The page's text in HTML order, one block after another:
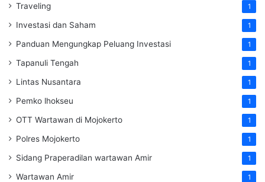
Traveling 1
Investasi dan Saham 1
Panduan Mengungkap Peluang Investasi 1
Tapanuli Tengah 1
Lintas Nusantara 1
Pemko lhokseu 1
OTT Wartawan di Mojokerto 1
Polres Mojokerto 1
Sidang Praperadilan wartawan Amir 1
Wartawan Amir 1